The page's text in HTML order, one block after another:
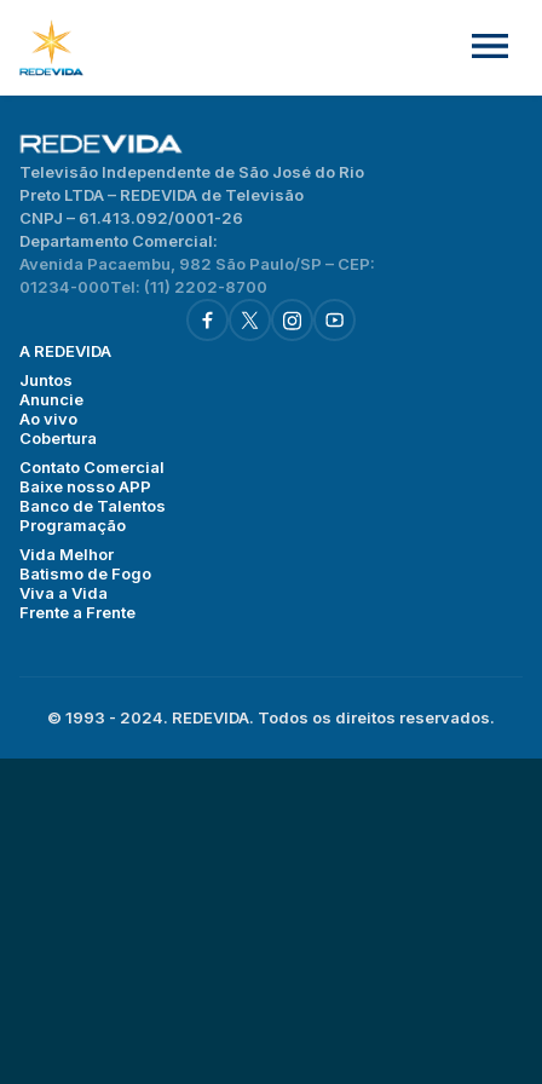
Televisão Independente de São José do Rio
Preto LTDA – REDEVIDA de Televisão
CNPJ – 61.413.092/0001-26
Departamento Comercial:
Avenida Pacaembu, 982 São Paulo/SP – CEP:
01234-000Tel: (11) 2202-8700
A REDEVIDA
Juntos
Anuncie
Ao vivo
Cobertura
Contato Comercial
Baixe nosso APP
Banco de Talentos
Programação
Vida Melhor
Batismo de Fogo
Viva a Vida
Frente a Frente
© 1993 - 2024. REDEVIDA. Todos os direitos reservados.